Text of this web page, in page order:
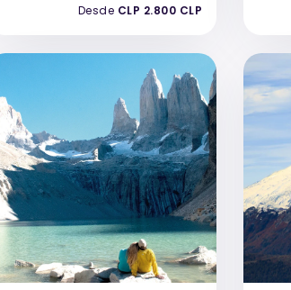
Desde CLP 2.800 CLP